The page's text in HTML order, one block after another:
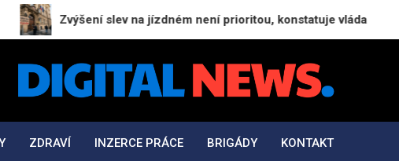
Zvýšení slev na jízdném není prioritou, konstatuje vláda
Digital-News.cz
ZDRAVÍ INZERCE PRÁCE BRIGÁDY KONTAKT